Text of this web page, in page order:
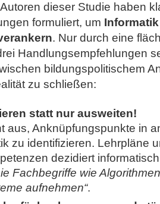
dieser Studie haben
formuliert, um
. Nur durch eine
Handlungsempfehlungen
bildungspolitischem
zu schließen:
statt nur ausweiten!
aus, Anknüpfungspunkte in
zu identifizieren. Lehrpläne
dezidiert
Fachbegriffe wie
aufnehmen“.